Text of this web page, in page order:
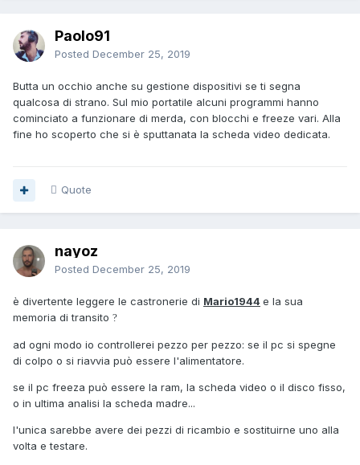
Paolo91
Posted December 25, 2019
Butta un occhio anche su gestione dispositivi se ti segna
qualcosa di strano. Sul mio portatile alcuni programmi hanno
cominciato a funzionare di merda, con blocchi e freeze vari. Alla
fine ho scoperto che si è sputtanata la scheda video dedicata.
Quote
nayoz
Posted December 25, 2019
è divertente leggere le castronerie di Mario1944 e la sua
memoria di transito ?
ad ogni modo io controllerei pezzo per pezzo: se il pc si spegne
di colpo o si riavvia può essere l'alimentatore.
se il pc freeza può essere la ram, la scheda video o il disco fisso,
o in ultima analisi la scheda madre...
l'unica sarebbe avere dei pezzi di ricambio e sostituirne uno alla
volta e testare.